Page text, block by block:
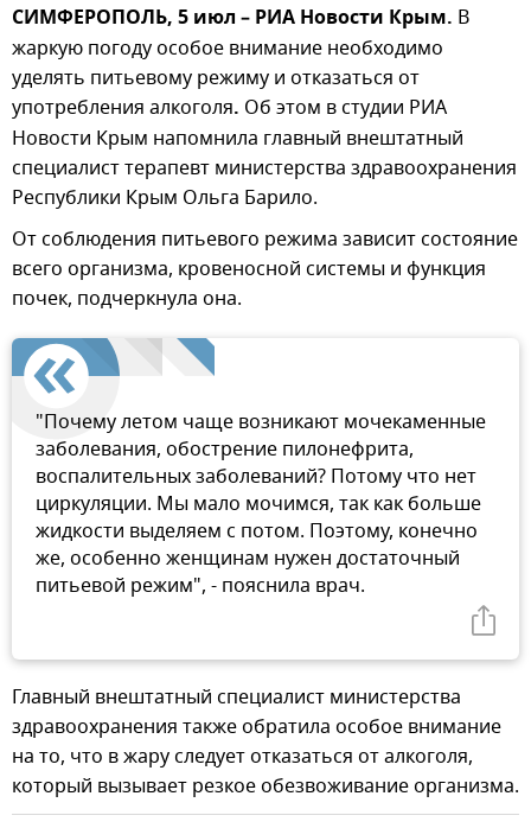
СИМФЕРОПОЛЬ, 5 июл – РИА Новости Крым. В
жаркую погоду особое внимание необходимо
уделять питьевому режиму и отказаться от
употребления алкоголя. Об этом в студии РИА
Новости Крым напомнила главный внештатный
специалист терапевт министерства здравоохранения
Республики Крым Ольга Барило.
От соблюдения питьевого режима зависит состояние
всего организма, кровеносной системы и функция
почек, подчеркнула она.
"Почему летом чаще возникают мочекаменные
заболевания, обострение пилонефрита,
воспалительных заболеваний? Потому что нет
циркуляции. Мы мало мочимся, так как больше
жидкости выделяем с потом. Поэтому, конечно
же, особенно женщинам нужен достаточный
питьевой режим", - пояснила врач.
Главный внештатный специалист министерства
здравоохранения также обратила особое внимание
на то, что в жару следует отказаться от алкоголя,
который вызывает резкое обезвоживание организма.